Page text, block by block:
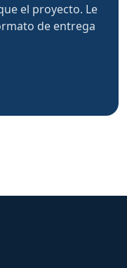
el proyecto. Le
de entrega